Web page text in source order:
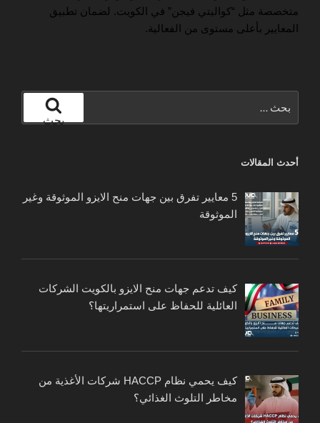
متخصصة مثل “كواليتي فيجن” في الكويت. لضمان تطبيق
المعايير بأعلى مستوى من الفعالية.
عن:
بحث
أحدث المقالات
5 معايير تفرق بين جهات منح الايزو الموثوقة وغير
الموثوقة
كيف تدعم جهات منح الايزو بالكويت الشركات
العائلية للحفاظ على استمراريتها؟
كيف يحمي نظام HACCP شركات الأغذية من
مخاطر التلوث الغذائي؟